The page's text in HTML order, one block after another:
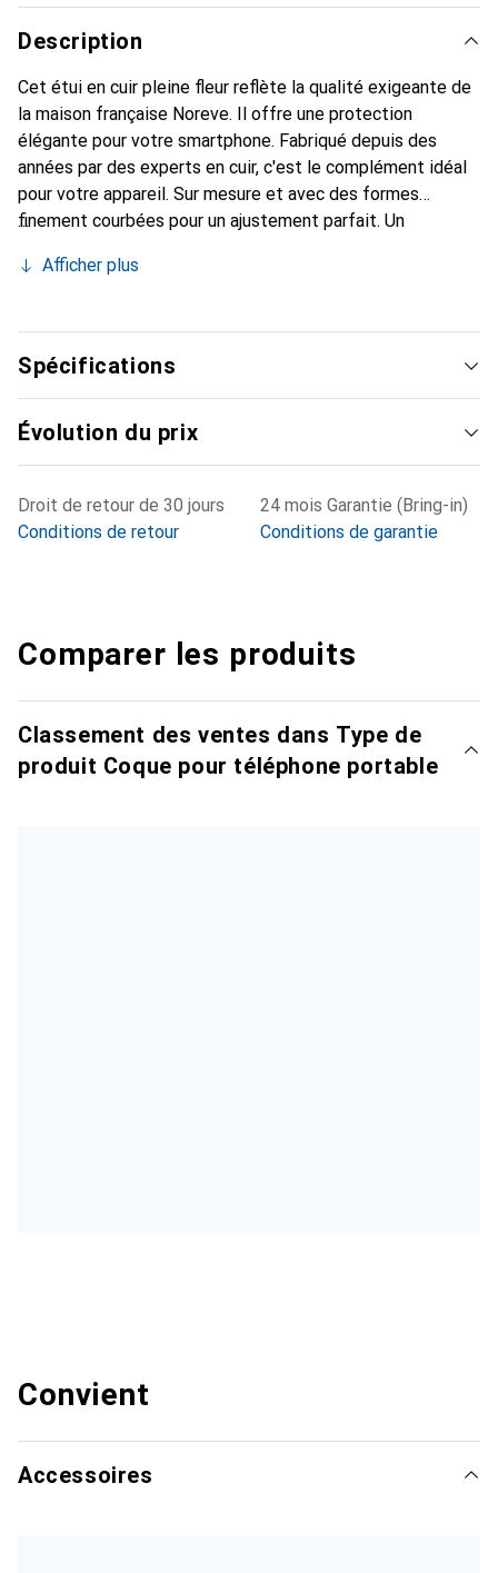
Description
Cet étui en cuir pleine fleur reflète la qualité exigeante de
la maison française Noreve. Il offre une protection
élégante pour votre smartphone. Fabriqué depuis des
années par des experts en cuir, c'est le complément idéal
pour votre appareil. Sur mesure et avec des formes
finement courbées pour un ajustement parfait. Un
smartphone. La marque Noreve est reconnue
constitue toujours un excellent choix pour le client
exigeant.
Afficher plus
Spécifications
Évolution du prix
Droit de retour de 30 jours
Conditions de retour
24 mois Garantie (Bring-in)
Conditions de garantie
Comparer les produits
Classement des ventes dans Type de
produit Coque pour téléphone portable
Convient
Accessoires